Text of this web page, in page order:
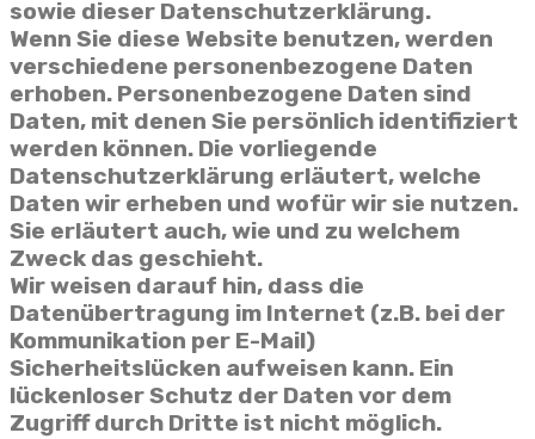
sowie dieser Datenschutzerklärung.
Wenn Sie diese Website benutzen, werden
verschiedene personenbezogene Daten
erhoben. Personenbezogene Daten sind
Daten, mit denen Sie persönlich identifiziert
werden können. Die vorliegende
Datenschutzerklärung erläutert, welche
Daten wir erheben und wofür wir sie nutzen.
Sie erläutert auch, wie und zu welchem
Zweck das geschieht.
Wir weisen darauf hin, dass die
Datenübertragung im Internet (z.B. bei der
Kommunikation per E-Mail)
Sicherheitslücken aufweisen kann. Ein
lückenloser Schutz der Daten vor dem
Zugriff durch Dritte ist nicht möglich.